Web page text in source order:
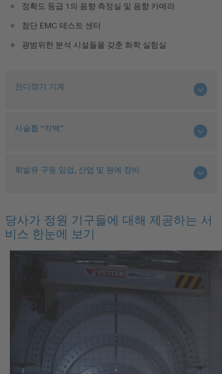
정확도 등급 1의 음향 측정실 및 음향 카메라
첨단 EMC 테스트 센터
광범위한 분석 시설들을 갖춘 화학 실험실
잔디깎기 기계
사슬톱 “킥백”
휘발유 구동 임업, 산업 및 원예 장비
당사가 정원 기구들에 대해 제공하는 서
비스 한눈에 보기